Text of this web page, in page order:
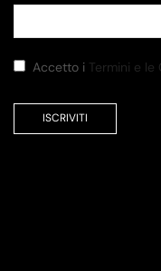
Accetto i Termini e le